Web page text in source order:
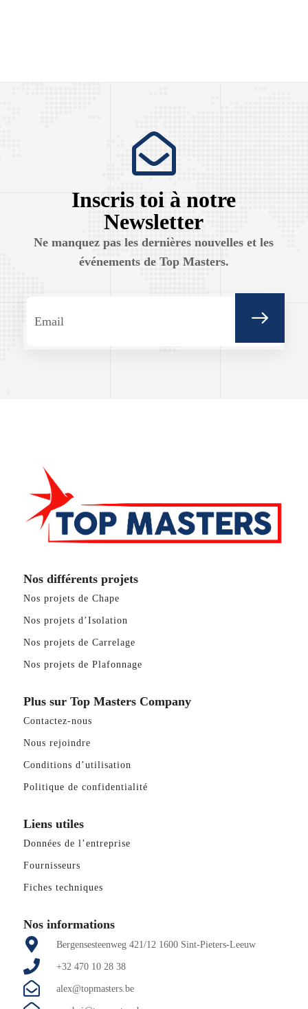
Inscris toi à notre
Newsletter
Ne manquez pas les dernières nouvelles et les
événements de Top Masters.
Nos différents projets
Nos projets de Chape
Nos projets d’Isolation
Nos projets de Carrelage
Nos projets de Plafonnage
Plus sur Top Masters Company
Contactez-nous
Nous rejoindre
Conditions d’utilisation
Politique de confidentialité
Liens utiles
Données de l’entreprise
Fournisseurs
Fiches techniques
Nos informations
Bergensesteenweg 421/12 1600 Sint-Pieters-Leeuw
+32 470 10 28 38
alex@topmasters.be